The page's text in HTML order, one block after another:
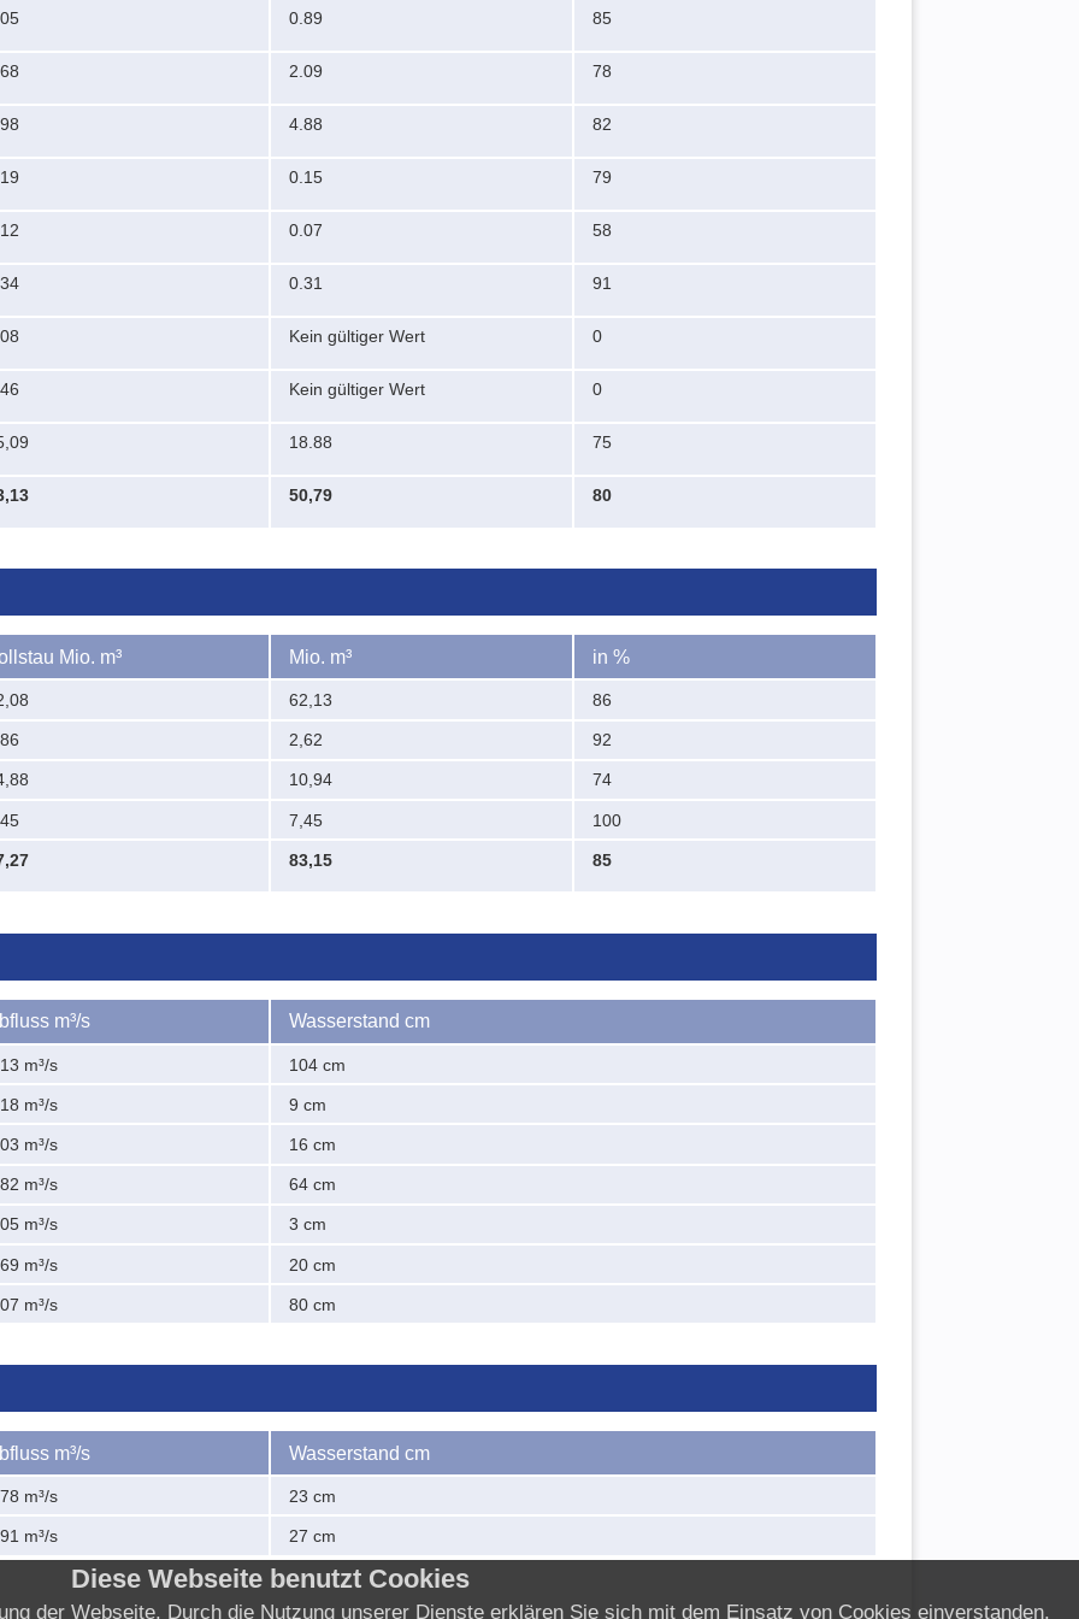
0.89 85
2.09 78
4.88 82
0.15 79
0.07 58
0.31 91
Kein gültiger Wert 0
Kein gültiger Wert 0
18.88 75
50,79 80
Mio. m³ Mio. m³ in %
62,13 86
2,62 92
10,94 74
7,45 100
83,15 85
m³/s Wasserstand cm
m³/s 104 cm
m³/s 9 cm
m³/s 16 cm
m³/s 64 cm
m³/s 3 cm
m³/s 20 cm
m³/s 80 cm
m³/s Wasserstand cm
m³/s 23 cm
m³/s 27 cm
Diese Webseite benutzt Cookies
der Webseite. Durch die Nutzung unserer Dienste erklären Sie sich mit dem Einsatz von Cookies einverstanden.